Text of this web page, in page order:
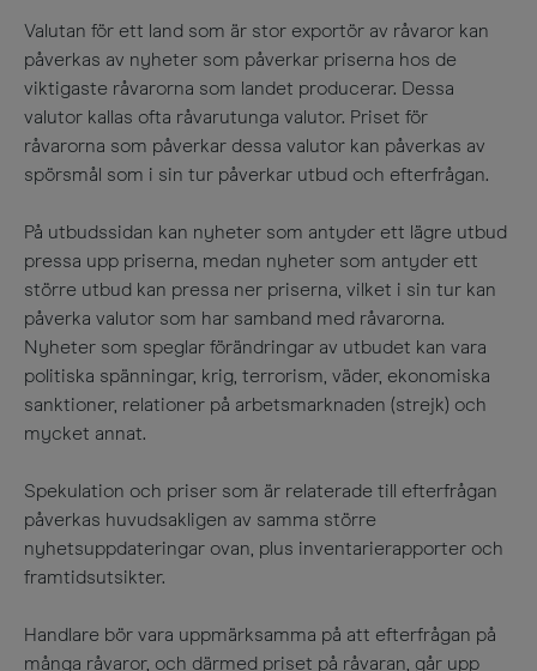
Valutan för ett land som är stor exportör av råvaror kan
påverkas av nyheter som påverkar priserna hos de
viktigaste råvarorna som landet producerar. Dessa
valutor kallas ofta råvarutunga valutor. Priset för
råvarorna som påverkar dessa valutor kan påverkas av
spörsmål som i sin tur påverkar utbud och efterfrågan.
På utbudssidan kan nyheter som antyder ett lägre utbud
pressa upp priserna, medan nyheter som antyder ett
större utbud kan pressa ner priserna, vilket i sin tur kan
påverka valutor som har samband med råvarorna.
Nyheter som speglar förändringar av utbudet kan vara
politiska spänningar, krig, terrorism, väder, ekonomiska
sanktioner, relationer på arbetsmarknaden (strejk) och
mycket annat.
Spekulation och priser som är relaterade till efterfrågan
påverkas huvudsakligen av samma större
nyhetsuppdateringar ovan, plus inventarierapporter och
framtidsutsikter.
Handlare bör vara uppmärksamma på att efterfrågan på
många råvaror, och därmed priset på råvaran, går upp